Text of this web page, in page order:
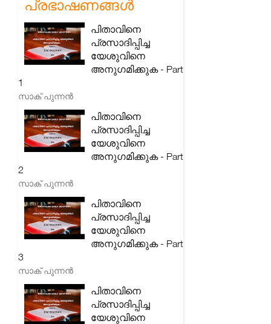
പ്രഭാഷണങ്ങൾ
പിതാവിനെ
പ്രസാദിപ്പിച്ച
യേശുവിനെ
അനുഗമിക്കുക - Part
1
സാക് പുന്നൻ
പിതാവിനെ
പ്രസാദിപ്പിച്ച
യേശുവിനെ
അനുഗമിക്കുക - Part
2
സാക് പുന്നൻ
പിതാവിനെ
പ്രസാദിപ്പിച്ച
യേശുവിനെ
അനുഗമിക്കുക - Part
3
സാക് പുന്നൻ
പിതാവിനെ
പ്രസാദിപ്പിച്ച
യേശുവിനെ